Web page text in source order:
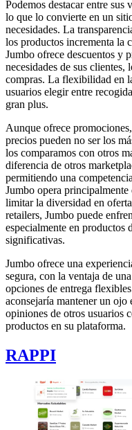
Podemos destacar entre sus
lo que lo convierte en un
necesidades. La
los productos incrementa la
Jumbo ofrece descuentos y
necesidades de sus
compras. La flexibilidad en
usuarios elegir entre
gran plus.
Aunque ofrece
precios pueden no ser los
los comparamos con otros
diferencia de otros
permitiendo una
Jumbo opera
limitar la diversidad en
retailers, Jumbo puede
especialmente en productos
significativas.
Jumbo ofrece una
segura, con la ventaja de
opciones de entrega
aconsejaría mantener un
opiniones de otros usuarios
productos en su plataforma.
RAPPI